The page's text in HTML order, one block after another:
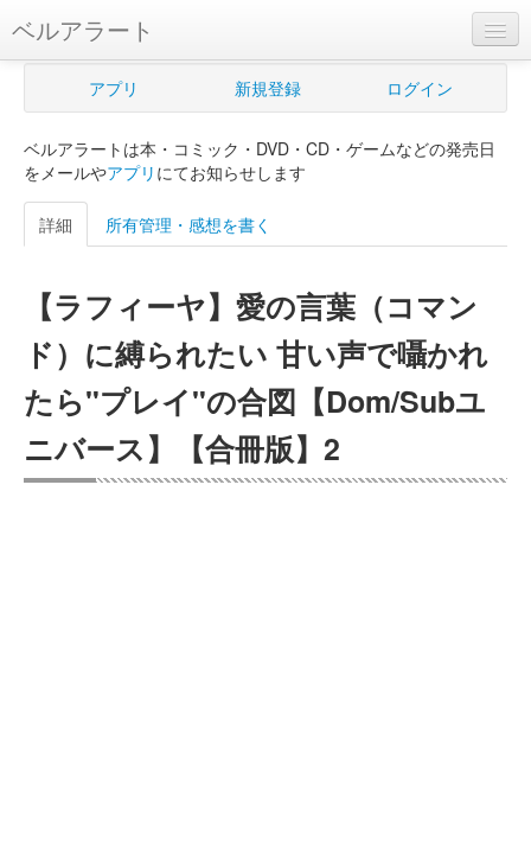
ベルアラート
ベルアラートとは
新規登録
ログイン
購入管理
Myシェルフ
プレミアム
アプリ 新規登録 ログイン
ベルアラートは本・コミック・DVD・CD・ゲームなどの発売日
をメールやアプリ にてお知らせします
詳細 所有管理・感想を書く
【ラフィーヤ】愛の言葉（コマン
ド）に縛られたい 甘い声で囁かれ
たら"プレイ"の合図【Dom/Subユ
ニバース】【合冊版】2